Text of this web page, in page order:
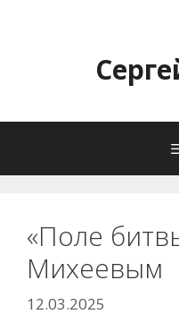
содержимому
«Поле
Михеевым
12.03.2025